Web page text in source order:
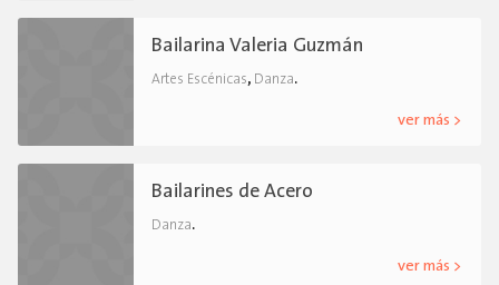
Bailarina Valeria Guzmán
Artes Escénicas, Danza.
ver más >
Bailarines de Acero
Danza.
ver más >